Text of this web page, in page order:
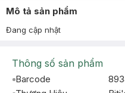
Mô tả sản phẩm
Đang cập nhật
Thông số sản phẩm
Barcode